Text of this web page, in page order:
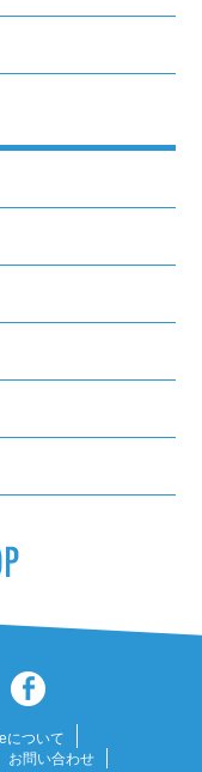
について
お問い合わせ